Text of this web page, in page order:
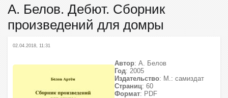
А. Белов. Дебют. Сборник
произведений для домры
02.04.2018, 11:31
Автор: А. Белов
Год: 2005
Издательство: М.: самиздат
Страниц: 60
Формат: PDF